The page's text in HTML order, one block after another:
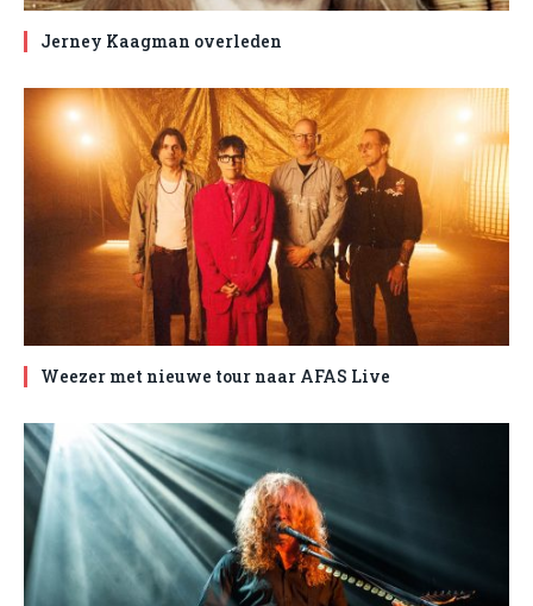
Jerney Kaagman overleden
Weezer met nieuwe tour naar AFAS Live